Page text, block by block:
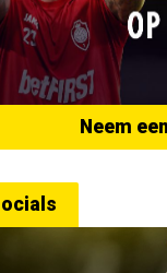
Neem